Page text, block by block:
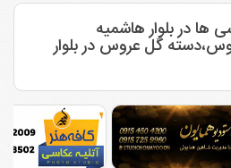
در بلوار هاشمیه
گل عروس در بلوار